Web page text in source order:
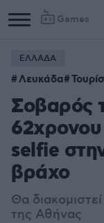
Games
ΕΛΛΑΔΑ
Λευκάδα
Σοβαρός
62χρονου
selfie
βράχο
Θα
της Αθήνας